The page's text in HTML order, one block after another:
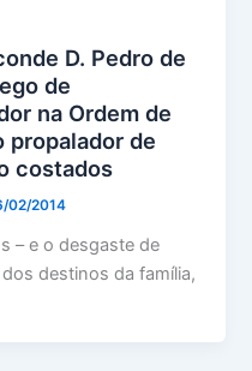
D. Pedro de
de
na Ordem de
propalador de
costados
02/2014
– e o desgaste de
destinos da família,